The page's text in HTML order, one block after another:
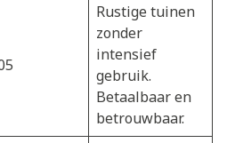
Rustige tuinen
zonder
intensief
gebruik.
Betaalbaar en
betrouwbaar.